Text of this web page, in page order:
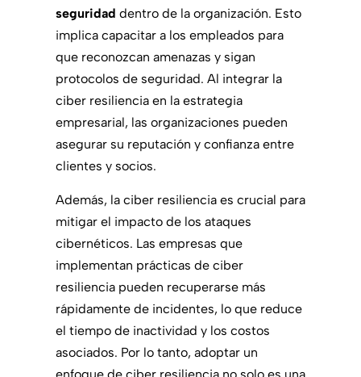
seguridad dentro de la organización. Esto
implica capacitar a los empleados para
que reconozcan amenazas y sigan
protocolos de seguridad. Al integrar la
ciber resiliencia en la estrategia
empresarial, las organizaciones pueden
asegurar su reputación y confianza entre
clientes y socios.
Además, la ciber resiliencia es crucial para
mitigar el impacto de los ataques
cibernéticos. Las empresas que
implementan prácticas de ciber
resiliencia pueden recuperarse más
rápidamente de incidentes, lo que reduce
el tiempo de inactividad y los costos
asociados. Por lo tanto, adoptar un